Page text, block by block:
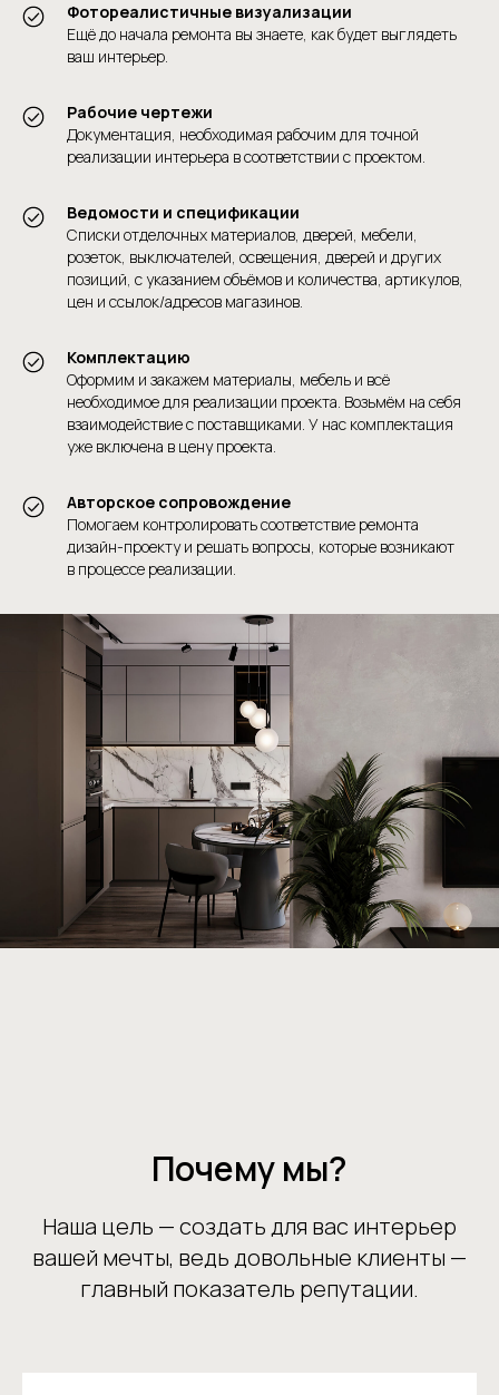
Фотореалистичные визуализации
Ещё до начала ремонта вы знаете, как будет выглядеть
ваш интерьер.
Рабочие чертежи
Документация, необходимая рабочим для точной
реализации интерьера в соответствии с проектом.
Ведомости и спецификации
Списки отделочных материалов, дверей, мебели,
розеток, выключателей, освещения, дверей и других
позиций, с указанием объёмов и количества, артикулов,
цен и ссылок/адресов магазинов.
Комплектацию
Оформим и закажем материалы, мебель и всё
необходимое для реализации проекта. Возьмём на себя
взаимодействие с поставщиками. У нас комплектация
уже включена в цену проекта.
Авторское сопровождение
Помогаем контролировать соответствие ремонта
дизайн-проекту и решать вопросы, которые возникают
в процессе реализации.
Почему мы?
Наша цель — создать для вас интерьер
вашей мечты, ведь довольные клиенты —
главный показатель репутации.